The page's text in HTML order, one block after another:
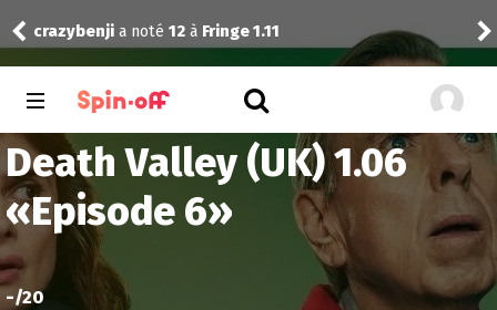
crazybenji a noté 12 à Fringe 1.11
1.03
Death Valley (UK) 1.06
«Episode 6»
-/20